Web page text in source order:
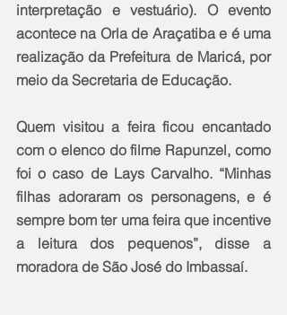
interpretação e vestuário). O evento
acontece na Orla de Araçatiba e é uma
realização da Prefeitura de Maricá, por
meio da Secretaria de Educação.
Quem visitou a feira ficou encantado
com o elenco do filme Rapunzel, como
foi o caso de Lays Carvalho. “Minhas
filhas adoraram os personagens, e é
sempre bom ter uma feira que incentive
a leitura dos pequenos”, disse a
moradora de São José do Imbassaí.